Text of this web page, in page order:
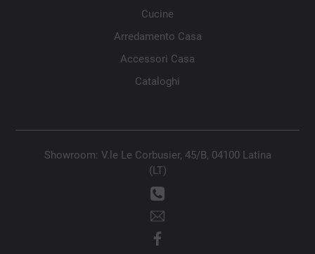
Cucine
Arredamento Casa
Accessori Casa
Cataloghi
Showroom: V.le Le Corbusier, 45/B, 04100 Latina
(LT)